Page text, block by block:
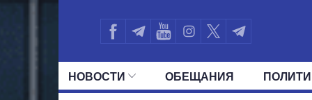
НОВОСТИ ОБЕЩАНИЯ